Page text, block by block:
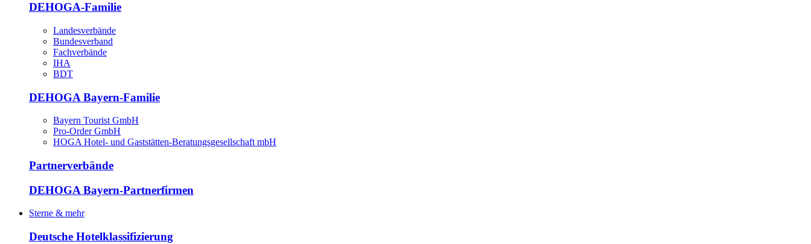
DEHOGA-Familie
Landesverbände
Bundesverband
Fachverbände
IHA
BDT
DEHOGA Bayern-Familie
Bayern Tourist GmbH
Pro-Order GmbH
HOGA Hotel- und Gaststätten-Beratungsgesellschaft mbH
Partnerverbände
DEHOGA Bayern-Partnerfirmen
Sterne & mehr
Deutsche Hotelklassifizierung